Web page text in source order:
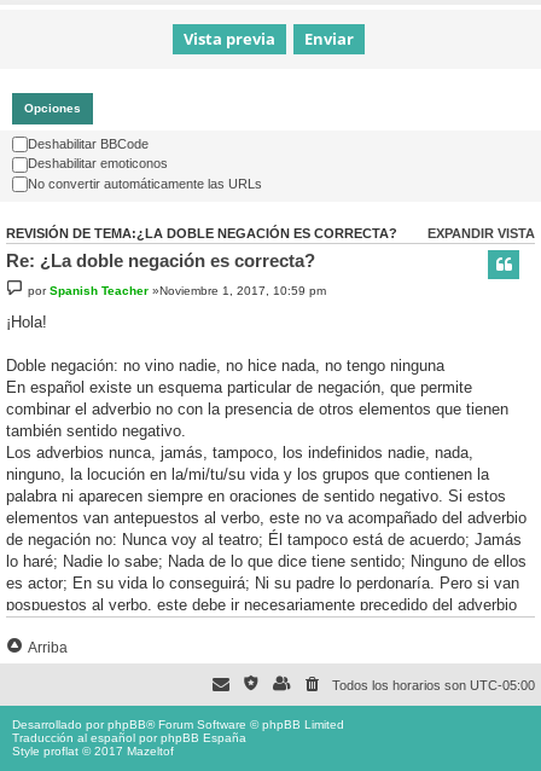
Opciones
Deshabilitar BBCode
Deshabilitar emoticonos
No convertir automáticamente las URLs
EXPANDIR VISTA
REVISIÓN DE TEMA:¿LA DOBLE NEGACIÓN ES CORRECTA?
Re: ¿La doble negación es correcta?
porSpanish Teacher »Noviembre 1, 2017, 10:59 pm
¡Hola!
Doble negación: no vino nadie, no hice nada, no tengo ninguna
En español existe un esquema particular de negación, que permite
combinar el adverbio no con la presencia de otros elementos que tienen
también sentido negativo.
Los adverbios nunca, jamás, tampoco, los indefinidos nadie, nada,
ninguno, la locución en la/mi/tu/su vida y los grupos que contienen la
palabra ni aparecen siempre en oraciones de sentido negativo. Si estos
elementos van antepuestos al verbo, este no va acompañado del adverbio
de negación no: Nunca voy al teatro; Él tampoco está de acuerdo; Jamás
lo haré; Nadie lo sabe; Nada de lo que dice tiene sentido; Ninguno de ellos
es actor; En su vida lo conseguirá; Ni su padre lo perdonaría. Pero si van
pospuestos al verbo, este debe ir necesariamente precedido del adverbio
jamás; No lo sabe nadie; No tiene sentido nada de lo que dice; No es actor
La concurrencia de esas dos «negaciones» no anula el sentido negativo del
Saludos
Arriba
Todos los horarios son UTC-05:00
Desarrollado porphpBB® Forum Software © phpBB Limited
Traducción al español porphpBB España
Style proflat © 2017 Mazeltof